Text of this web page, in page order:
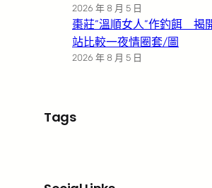
2026 年 8 月 5 日
棗莊”溫順女人”作釣餌 揭
站比較一夜情圈套/圖
2026 年 8 月 5 日
Tags